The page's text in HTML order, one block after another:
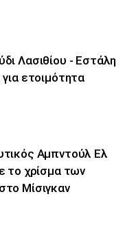
Λασιθίου - Εστάλη
ετοιμότητα
Αμπντούλ Ελ
το χρίσμα των
Μίσιγκαν